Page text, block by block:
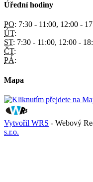
Úřední hodiny
PO: 7:30 - 11:00, 12:00 -
ÚT:
ST: 7:30 - 11:00, 12:00 -
ČT:
PÁ:
Mapa
Vytvořil WRS - Webový
s.r.o.